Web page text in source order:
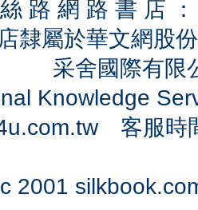
路 網 路 書 店
隸屬於華文網股
采舍國際有
Knowledge
客服時
c 2001